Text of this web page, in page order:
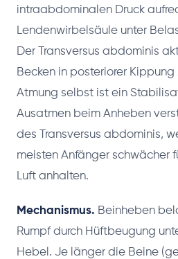
intraabdominalen Druck
Lendenwirbelsäule unter
Der Transversus abdominis
Becken in posteriorer Kippung
Atmung selbst ist ein
Ausatmen beim Anheben
des Transversus abdominis,
meisten Anfänger schwächer
Luft anhalten.
Mechanismus. Beinheben
Rumpf durch Hüftbeugung
Hebel. Je länger die Beine